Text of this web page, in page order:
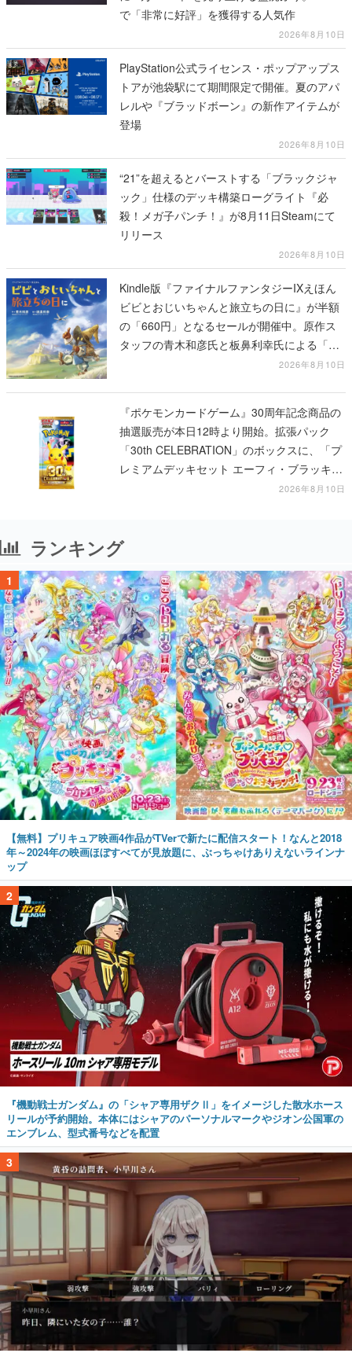
で「非常に好評」を獲得する人気作
2026年8月10日
PlayStation公式ライセンス・ポップアップス
トアが池袋駅にて期間限定で開催。夏のアパ
レルや『ブラッドボーン』の新作アイテムが
登場
2026年8月10日
“21”を超えるとバーストする「ブラックジャ
ック」仕様のデッキ構築ローグライト『必
殺！メガ子パンチ！』が8月11日Steamにて
リリース
2026年8月10日
Kindle版『ファイナルファンタジーIXえほん
ビビとおじいちゃんと旅立ちの日に』が半額
の「660円」となるセールが開催中。原作ス
タッフの青木和彦氏と板鼻利幸氏による「ビ
2026年8月10日
『ポケモンカードゲーム』30周年記念商品の
抽選販売が本日12時より開始。拡張パック
「30th CELEBRATION」のボックスに、「プ
レミアムデッキセット エーフィ・ブラッキ
ー」「FUTURISTIC BOX」の計3商品2026年8月10日
ランキング
1
【無料】プリキュア映画4作品がTVerで新たに配信スタート！なんと2018
年～2024年の映画ほぼすべてが見放題に、ぶっちゃけありえないラインナ
ップ
2
『機動戦士ガンダム』の「シャア専用ザクⅡ」をイメージした散水ホース
リールが予約開始。本体にはシャアのパーソナルマークやジオン公国軍の
エンブレム、型式番号などを配置
3